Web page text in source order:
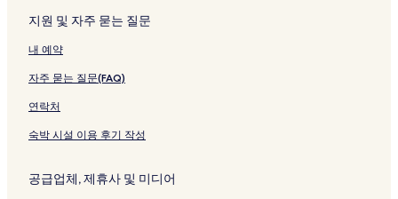
지원 및 자주 묻는 질문
내 예약
자주 묻는 질문(FAQ)
연락처
숙박 시설 이용 후기 작성
공급업체, 제휴사 및 미디어